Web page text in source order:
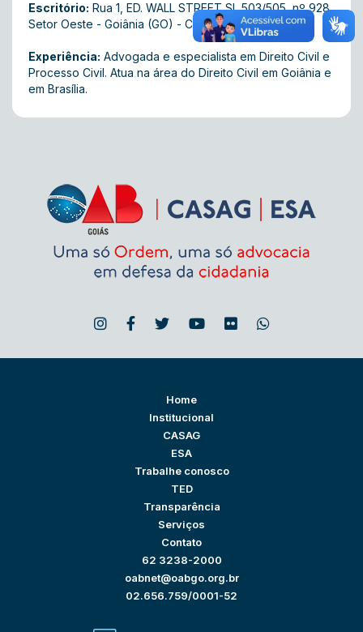
Escritório: Rua 1, ED. WALL STREET SL 503/505 , nº 928,
Setor Oeste - Goiânia (GO) - CEP: 74115-040
Experiência: Advogada e especialista em Direito Civil e
Processo Civil. Atua na área do Direito Civil em Goiânia e
em Brasília.
Home
Institucional
CASAG
ESA
Trabalhe conosco
TED
Transparência
Serviços
Contato
62 3238-2000
oabnet@oabgo.org.br
02.656.759/0001-52